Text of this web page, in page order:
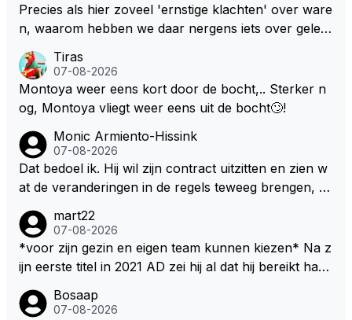
Precies als hier zoveel 'ernstige klachten' over ware
n, waarom hebben we daar nergens iets over gelez
Tiras
07-08-2026
Montoya weer eens kort door de bocht,.. Sterker n
og, Montoya vliegt weer eens uit de bocht🙄!
Monic Armiento-Hissink
07-08-2026
Dat bedoel ik. Hij wil zijn contract uitzitten en zien w
at de veranderingen in de regels teweeg brengen, al
ijn eigen team te kiezen en zijn gezin. hij kan dan zelf
bepalen aan welke races hij mee wil doen en is ook
vaker thuis. Hij zit dan ook niet meer vast aan een c
ntract zou tekenen.
mart22
07-08-2026
*voor zijn gezin en eigen team kunnen kiezen* Na z
ijn eerste titel in 2021 AD zei hij al dat hij bereikt had
aarna nog komt bonus was. Ik denk dat hij dat meen
Bosaap
07-08-2026